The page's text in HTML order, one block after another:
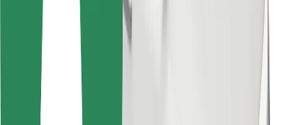
Felhasználási feltételek
Sütik